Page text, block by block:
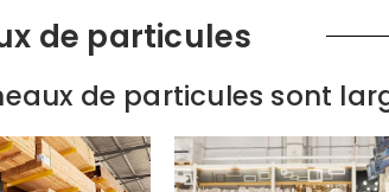
de particules
de particules sont